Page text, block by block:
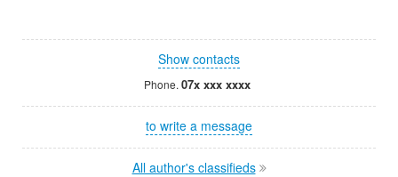
Show contacts
Phone. 07x xxx xxxx
to write a message
All author's classifieds